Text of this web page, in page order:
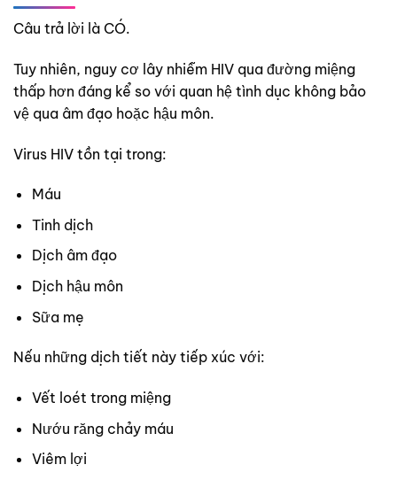
Câu trả lời là CÓ.
Tuy nhiên, nguy cơ lây nhiễm HIV qua đường miệng
thấp hơn đáng kể so với quan hệ tình dục không bảo
vệ qua âm đạo hoặc hậu môn.
Virus HIV tồn tại trong:
Máu
Tinh dịch
Dịch âm đạo
Dịch hậu môn
Sữa mẹ
Nếu những dịch tiết này tiếp xúc với:
Vết loét trong miệng
Nướu răng chảy máu
Viêm lợi